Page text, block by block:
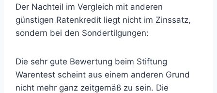
Der Nachteil im Vergleich mit anderen
günstigen Ratenkredit liegt nicht im Zinssatz,
sondern bei den Sondertilgungen:
Die sehr gute Bewertung beim Stiftung
Warentest scheint aus einem anderen Grund
nicht mehr ganz zeitgemäß zu sein. Die